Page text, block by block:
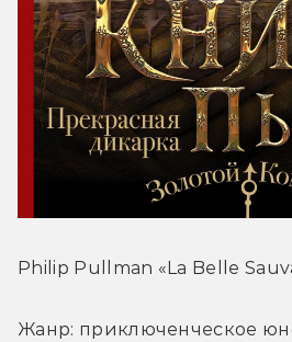
Philip Pullman «La Belle
Жанр: приключенческое